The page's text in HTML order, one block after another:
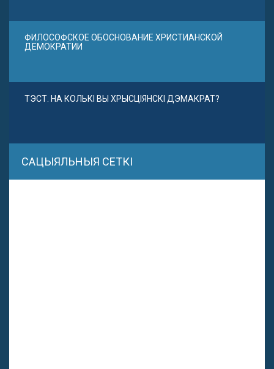
ФИЛОСОФСКОЕ ОБОСНОВАНИЕ ХРИСТИАНСКОЙ
ДЕМОКРАТИИ
ТЭСТ. НА КОЛЬКІ ВЫ ХРЫСЦІЯНСКІ ДЭМАКРАТ?
САЦЫЯЛЬНЫЯ СЕТКІ